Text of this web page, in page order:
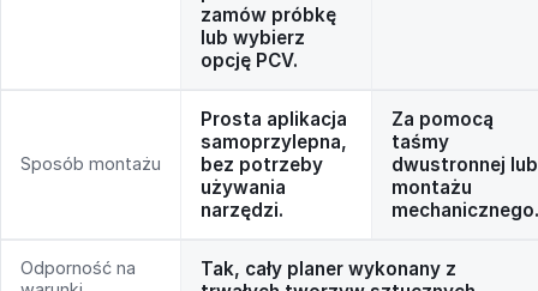
zamów próbkę
lub wybierz
opcję PCV.
Sposób montażu
Prosta aplikacja
samoprzylepna,
bez potrzeby
używania
narzędzi.
Za pomocą
taśmy
dwustronnej lub
montażu
mechanicznego.
Odporność na
Tak, cały planer wykonany z